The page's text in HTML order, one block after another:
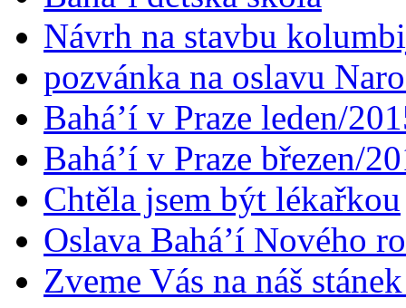
Návrh na stavbu
pozvánka na oslavu
Bahá’í v Praze leden/
Bahá’í v Praze březen/
Chtěla jsem být lékařkou
Oslava Bahá’í Nového
Zveme Vás na náš